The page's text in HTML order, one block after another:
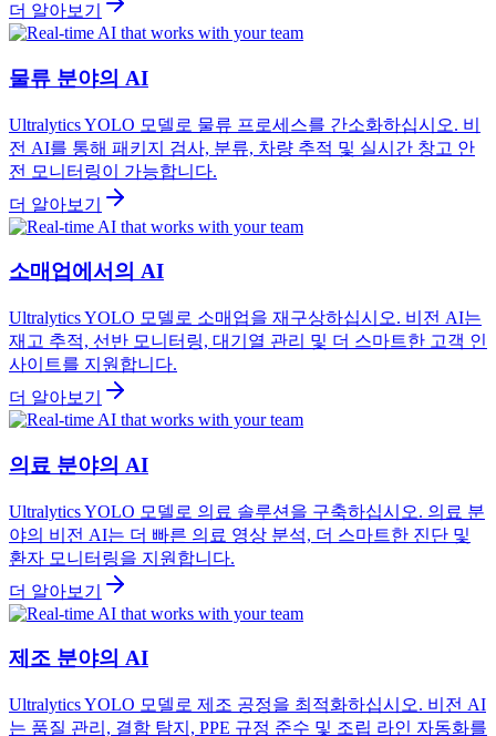
더 알아보기
물류 분야의 AI
Ultralytics YOLO 모델로 물류 프로세스를 간소화하십시오. 비
전 AI를 통해 패키지 검사, 분류, 차량 추적 및 실시간 창고 안
전 모니터링이 가능합니다.
더 알아보기
소매업에서의 AI
Ultralytics YOLO 모델로 소매업을 재구상하십시오. 비전 AI는
재고 추적, 선반 모니터링, 대기열 관리 및 더 스마트한 고객 인
사이트를 지원합니다.
더 알아보기
의료 분야의 AI
Ultralytics YOLO 모델로 의료 솔루션을 구축하십시오. 의료 분
야의 비전 AI는 더 빠른 의료 영상 분석, 더 스마트한 진단 및
환자 모니터링을 지원합니다.
더 알아보기
제조 분야의 AI
Ultralytics YOLO 모델로 제조 공정을 최적화하십시오. 비전 AI
는 품질 관리, 결함 탐지, PPE 규정 준수 및 조립 라인 자동화를